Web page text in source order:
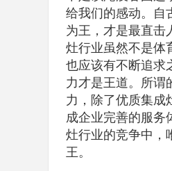
给我们的感动。自
为王，才是最直击
灶行业虽然不是体
也应该有不断追求
力才是王道。所谓
力，除了优质集成
成企业完善的服务
灶行业的竞争中，
王。